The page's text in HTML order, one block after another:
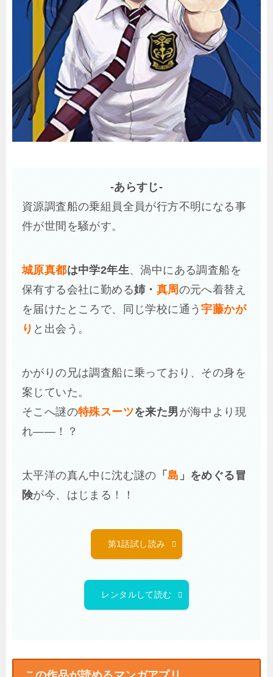
-あらすじ-
資源調査船の乗組員全員が行方不明になる事
件が世間を騒がす。
城原真都は中学2年生、渦中にある調査船を
保有する会社に勤める姉・ 真周 の元へ着替え
を届けたところで、同じ学校に通う宇藤かが
り と出会う。
かがりの兄は調査船に乗っており、その身を
案じていた。
そこへ謎の特殊スーツを来た男が海中より現
れ――！？
太平洋の真ん中に沈む謎の 「島 」をめぐる冒
険が今、はじまる！！
第1話試し読み
レンタルして読む